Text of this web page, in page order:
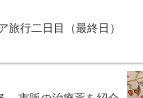
旅行二日目（最終日）